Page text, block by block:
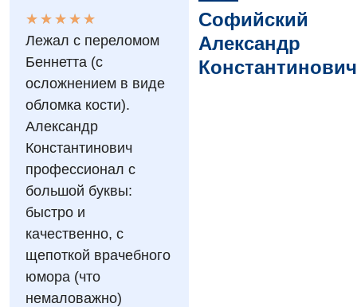
Мероприятия БПР
Интернатура
Энциклопедия
Программа лояльности
Отзывы
Видео
Диагностика
Ангиографические исследования
Диагностическое отделение
Компьютерная томография
Магнитно-резонансная томография
Маммография
Нейросонография
Рентгенография
УЗИ
Гинекологическое отделение
Диагностическое отделение
Дневной стационар
Онкологическое отделение
Отдел госпитализации
Отделение интенсивной терапии
Декларирование
★
★
★
★
★
★ ★ ★ ★ ★
Лежал с переломом
Беннетта (с
осложнением в виде
обломка кости).
Александр
Константинович
профессионал с
большой буквы:
быстро и
качественно, с
щепоткой врачебного
юмора (что
немаловажно)
Софийский
Александр
Константинович